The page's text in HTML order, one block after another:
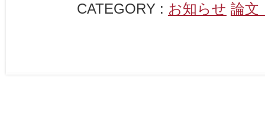
CATEGORY : お知らせ 論文